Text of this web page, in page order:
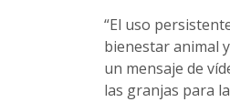
“El uso
bienestar animal
un mensaje de
las granjas para